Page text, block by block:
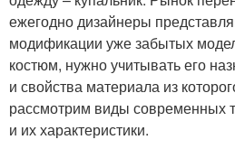
ежегодно дизайнеры
модификации уже забытых
костюм, нужно учитывать его
и свойства материала из
рассмотрим виды современных
и их характеристики.